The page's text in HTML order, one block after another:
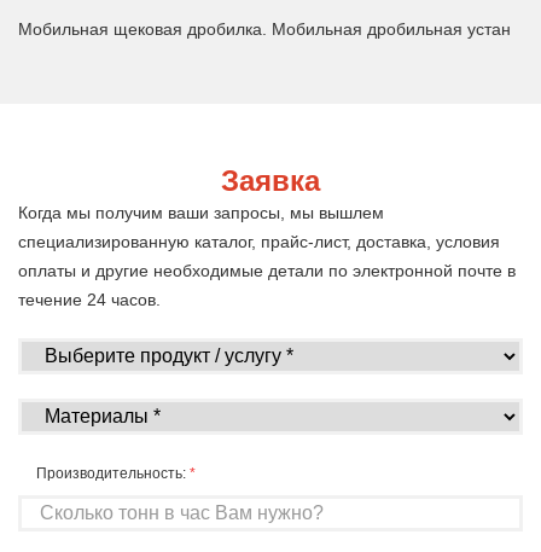
Мобильная щековая дробилка. Мобильная дробильная устан
Заявка
Когда мы получим ваши запросы, мы вышлем
специализированную каталог, прайс-лист, доставка, условия
оплаты и другие необходимые детали по электронной почте в
течение 24 часов.
Производительность: *